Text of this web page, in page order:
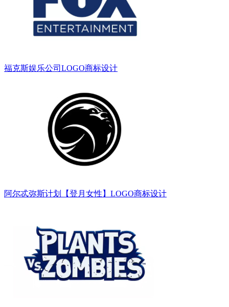
福克斯娱乐公司LOGO商标设计
阿尔忒弥斯计划【登月女性】LOGO商标设计